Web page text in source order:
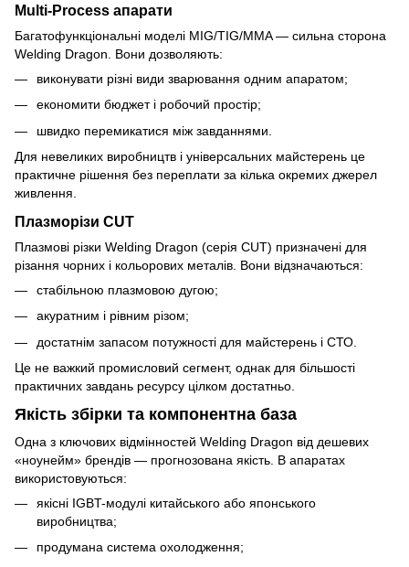
Multi-Process апарати
Багатофункціональні моделі MIG/TIG/MMA — сильна сторона
Welding Dragon. Вони дозволяють:
виконувати різні види зварювання одним апаратом;
економити бюджет і робочий простір;
швидко перемикатися між завданнями.
Для невеликих виробництв і універсальних майстерень це
практичне рішення без переплати за кілька окремих джерел
живлення.
Плазморізи CUT
Плазмові різки Welding Dragon (серія CUT) призначені для
різання чорних і кольорових металів. Вони відзначаються:
стабільною плазмовою дугою;
акуратним і рівним різом;
достатнім запасом потужності для майстерень і СТО.
Це не важкий промисловий сегмент, однак для більшості
практичних завдань ресурсу цілком достатньо.
Якість збірки та компонентна база
Одна з ключових відмінностей Welding Dragon від дешевих
«ноунейм» брендів — прогнозована якість. В апаратах
використовуються:
якісні IGBT-модулі китайського або японського
виробництва;
продумана система охолодження;